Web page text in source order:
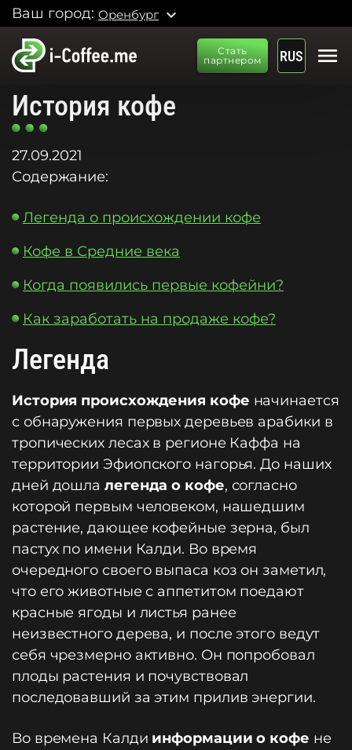
Ваш город: Оренбург expand_more
Стать
партнером
RUS menu
История кофе
27.09.2021
Содержание:
Легенда о происхождении кофе
Кофе в Средние века
Когда появились первые кофейни?
Как заработать на продаже кофе?
Легенда
История происхождения кофе начинается
с обнаружения первых деревьев арабики в
тропических лесах в регионе Каффа на
территории Эфиопского нагорья. До наших
дней дошлалегенда о кофе, согласно
которой первым человеком, нашедшим
растение, дающее кофейные зерна, был
пастух по имени Калди. Во время
очередного своего выпаса коз он заметил,
что его животные с аппетитом поедают
красные ягоды и листья ранее
неизвестного дерева, и после этого ведут
себя чрезмерно активно. Он попробовал
плоды растения и почувствовал
последовавший за этим прилив энергии.
Во времена Калди информации о кофе не